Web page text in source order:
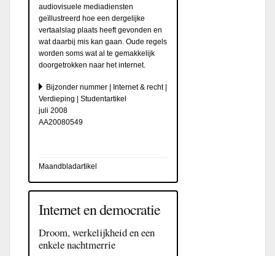
audiovisuele mediadiensten
geïllustreerd hoe een dergelijke
vertaalslag plaats heeft gevonden en
wat daarbij mis kan gaan. Oude regels
worden soms wat al te gemakkelijk
doorgetrokken naar het internet.
Bijzonder nummer | Internet & recht |
Verdieping | Studentartikel
juli 2008
AA20080549
Maandbladartikel
Internet en democratie
Droom, werkelijkheid en een
enkele nachtmerrie